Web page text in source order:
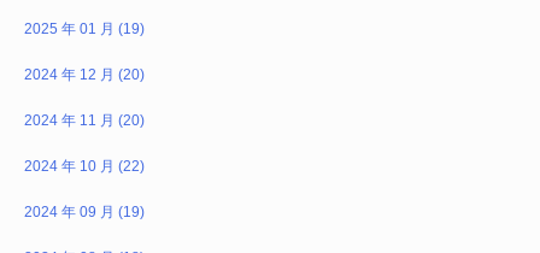
2025 年 01 月 (19)
2024 年 12 月 (20)
2024 年 11 月 (20)
2024 年 10 月 (22)
2024 年 09 月 (19)